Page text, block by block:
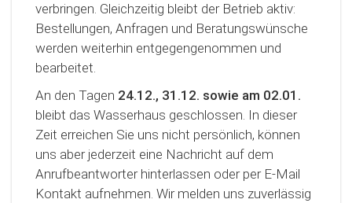
verbringen. Gleichzeitig bleibt der Betrieb aktiv:
Bestellungen, Anfragen und Beratungswünsche
werden weiterhin entgegengenommen und
bearbeitet.
An den Tagen 24.12., 31.12. sowie am 02.01.
bleibt das Wasserhaus geschlossen. In dieser
Zeit erreichen Sie uns nicht persönlich, können
uns aber jederzeit eine Nachricht auf dem
Anrufbeantworter hinterlassen oder per E-Mail
Kontakt aufnehmen. Wir melden uns zuverlässig